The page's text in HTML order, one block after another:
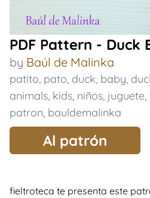
PDF Pattern - Duck
by Baúl de Malinka
patito, pato, duck, baby,
animals, kids, niños, juguete,
patron, bauldemalinka
Al patrón
fieltroteca te presenta este